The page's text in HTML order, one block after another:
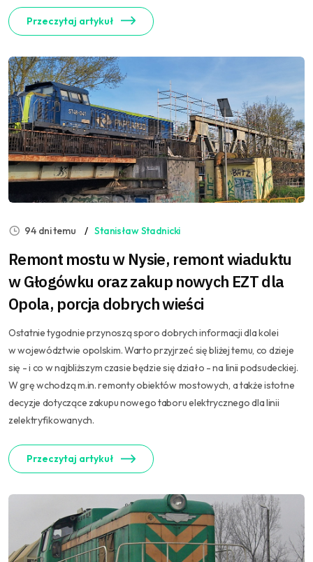
Przeczytaj artykuł
94 dni temu Stanisław Stadnicki
Remont mostu w Nysie, remont wiaduktu
w Głogówku oraz zakup nowych EZT dla
Opola, porcja dobrych wieści
Ostatnie tygodnie przynoszą sporo dobrych informacji dla kolei
w województwie opolskim. Warto przyjrzeć się bliżej temu, co dzieje
się - i co w najbliższym czasie będzie się działo - na linii podsudeckiej.
W grę wchodzą m.in. remonty obiektów mostowych, a także istotne
decyzje dotyczące zakupu nowego taboru elektrycznego dla linii
zelektryfikowanych.
Przeczytaj artykuł